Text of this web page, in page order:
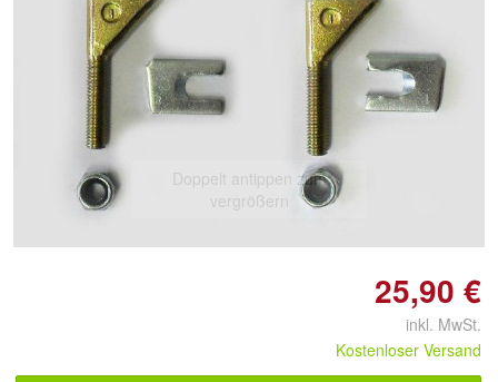
Doppelt antippen zum
vergrößern
25,90 €
inkl. MwSt.
Kostenloser Versand